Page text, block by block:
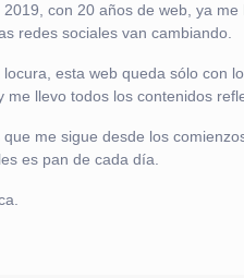
con 20 años de web, ya
redes sociales van cambiando.
esta web queda sólo con
me llevo todos los contenidos
me sigue desde los
es pan de cada día.